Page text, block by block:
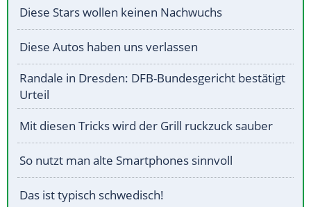
Diese Stars wollen keinen Nachwuchs
Diese Autos haben uns verlassen
Randale in Dresden: DFB-Bundesgericht bestätigt
Urteil
Mit diesen Tricks wird der Grill ruckzuck sauber
So nutzt man alte Smartphones sinnvoll
Das ist typisch schwedisch!